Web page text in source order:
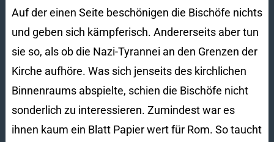
Auf der einen Seite beschönigen die Bischöfe nichts
und geben sich kämpferisch. Andererseits aber tun
sie so, als ob die Nazi-Tyrannei an den Grenzen der
Kirche aufhöre. Was sich jenseits des kirchlichen
Binnenraums abspielte, schien die Bischöfe nicht
sonderlich zu in­ter­essieren. Zumindest war es
ihnen kaum ein Blatt Papier wert für Rom. So taucht